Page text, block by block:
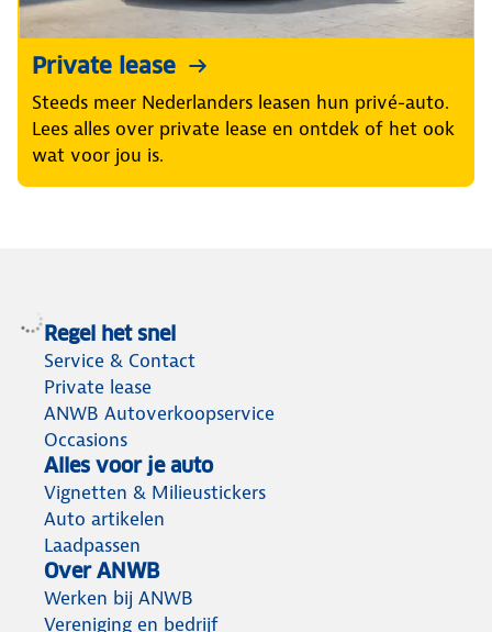
Private lease
Steeds meer Nederlanders leasen hun privé-auto.
Lees alles over private lease en ontdek of het ook
wat voor jou is.
Regel het snel
Service & Contact
Private lease
ANWB Autoverkoopservice
Occasions
Alles voor je auto
Vignetten & Milieustickers
Auto artikelen
Laadpassen
Over ANWB
Werken bij ANWB
Vereniging en bedrijf